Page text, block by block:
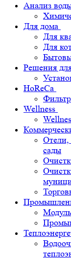
Анализ
Для дома
Для
Для
Решения
HoReCa
Wellness
Отели,
сады